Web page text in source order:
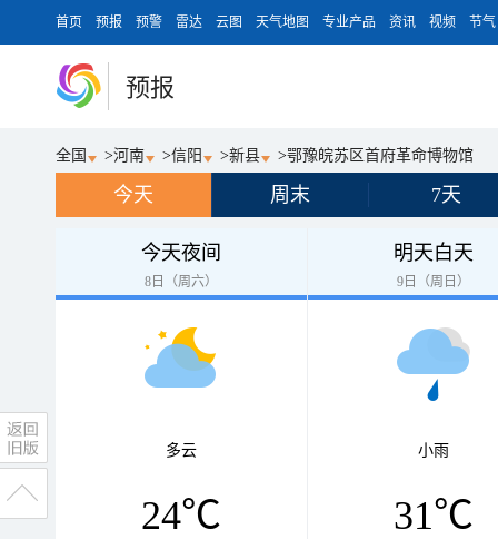
首页 预报 预警 雷达 云图 天气地图 专业产品 资讯 视频 节气
预报
全国 >河南 >信阳 >新县 >鄂豫皖苏区首府革命博物馆
今天 周末 7天
今天夜间
8日（周六）
多云
24℃
明天白天
9日（周日）
小雨
31℃